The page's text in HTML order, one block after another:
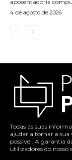
aposentadoria
4 de agosto de 2026
Todas as suas
ajudar a tornar a sua
possível. A garantia
utilizadores do